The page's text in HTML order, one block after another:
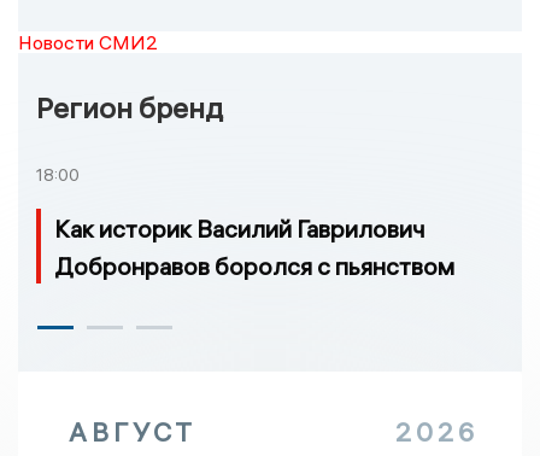
Новости СМИ2
Регион бренд
18:00
Как историк Василий Гаврилович
Добронравов боролся с пьянством
АВГУСТ 2026